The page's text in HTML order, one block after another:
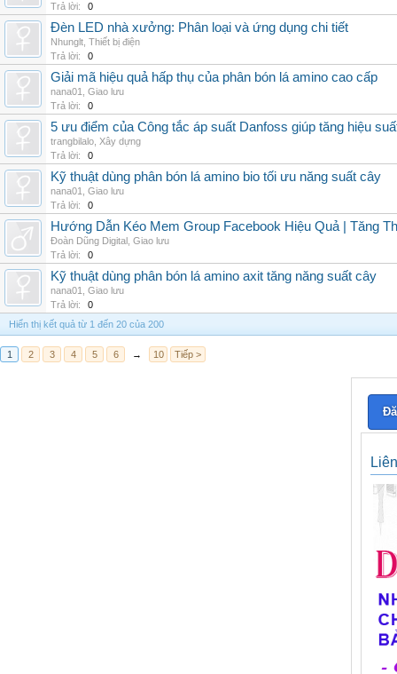
Trả lời:
0
Đèn LED nhà xưởng: Phân loại và ứng dụng chi tiết
Nhunglt Thiết bị điện
Trả lời:
0
Giải mã hiệu quả hấp thụ của phân bón lá amino cao cấp
nana01
Giao lưu
Trả lời:
0
5 ưu điểm của Công tắc áp suất Danfoss giúp tăng hiệu
trangbilalo Xây dựng
Trả lời:
0
Kỹ thuật dùng phân bón lá amino bio tối ưu năng suất cây
nana01
Giao lưu
Trả lời:
0
Hướng Dẫn Kéo Mem Group Facebook Hiệu Quả | Tăng
Đoàn Dũng Digital Giao lưu
Trả lời:
0
Kỹ thuật dùng phân bón lá amino axit tăng năng suất cây
nana01
Giao lưu
Trả lời:
0
Hiển thị kết quả từ 1 đến 20 của 200
1 2 3 4 5 6 → 10 Tiếp >